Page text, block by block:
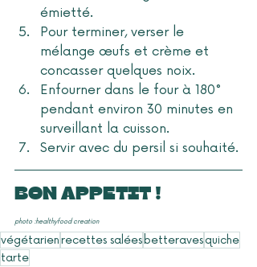
émietté.
Pour terminer, verser le
mélange œufs et crème et
concasser quelques noix.
Enfourner dans le four à 180°
pendant environ 30 minutes en
surveillant la cuisson.
Servir avec du persil si souhaité.
BON APPETIT !
photo :healthyfood creation
végétarienrecettes salées betteravesquiche
tarte